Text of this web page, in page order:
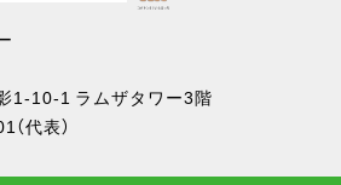
1-10-1 ラムザタワー3階
（代表）